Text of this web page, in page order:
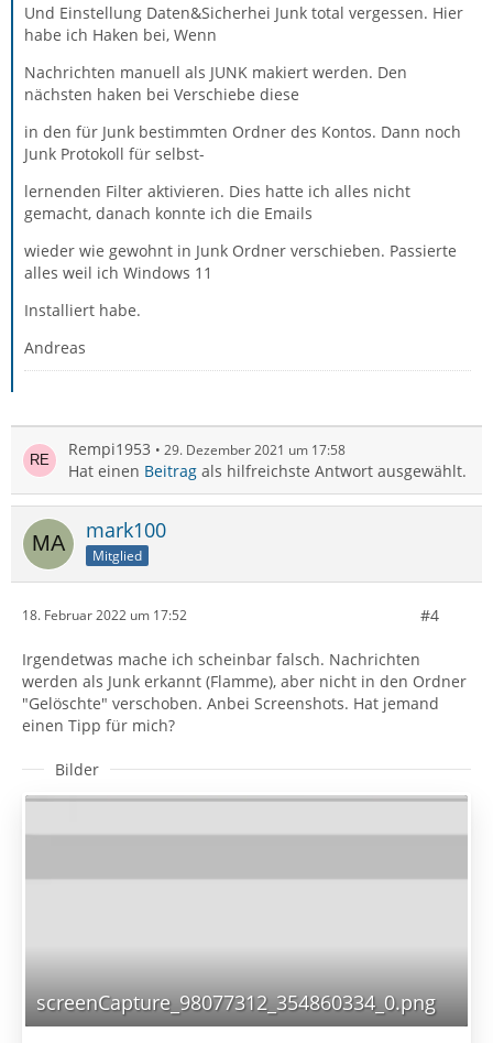
Und Einstellung Daten&Sicherhei Junk total vergessen. Hier
habe ich Haken bei, Wenn
Nachrichten manuell als JUNK makiert werden. Den
nächsten haken bei Verschiebe diese
in den für Junk bestimmten Ordner des Kontos. Dann noch
Junk Protokoll für selbst-
lernenden Filter aktivieren. Dies hatte ich alles nicht
gemacht, danach konnte ich die Emails
wieder wie gewohnt in Junk Ordner verschieben. Passierte
alles weil ich Windows 11
Installiert habe.
Andreas
Rempi1953 29. Dezember 2021 um 17:58
Hat einen Beitrag als hilfreichste Antwort ausgewählt.
mark100
Mitglied
18. Februar 2022 um 17:52 #4
Irgendetwas mache ich scheinbar falsch. Nachrichten
werden als Junk erkannt (Flamme), aber nicht in den Ordner
"Gelöschte" verschoben. Anbei Screenshots. Hat jemand
einen Tipp für mich?
Bilder
screenCapture_98077312_354860334_0.png